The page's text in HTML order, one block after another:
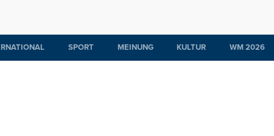
SPORT MEINUNG KULTUR WM 2026